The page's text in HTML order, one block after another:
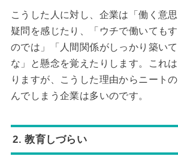
こうした人に対し、企業は「働く意
疑問を感じたり、「ウチで働いても
のでは」「人間関係がしっかり築い
な」と懸念を覚えたりします。これ
りますが、こうした理由からニート
んでしまう企業は多いのです。
2. 教育しづらい